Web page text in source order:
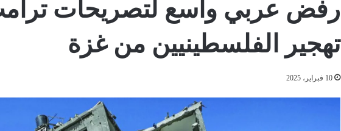
رفض عربي واسع لتصريحات
تهجير الفلسطينيين من غزة
10 فبراير، 2025